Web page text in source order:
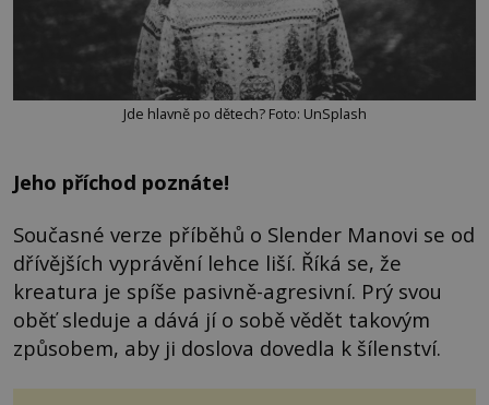
Jde hlavně po dětech? Foto: UnSplash
Jeho příchod poznáte!
Současné verze příběhů o Slender Manovi se od
dřívějších vyprávění lehce liší. Říká se, že
kreatura je spíše pasivně-agresivní. Prý svou
oběť sleduje a dává jí o sobě vědět takovým
způsobem, aby ji doslova dovedla k šílenství.